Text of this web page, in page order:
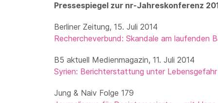
Pressespiegel zur nr-Jahreskonferenz
Berliner Zeitung, 15. Juli 2014
Rechercheverbund: Skandale am laufenden
B5 aktuell Medienmagazin, 11. Juli 2014
Syrien: Berichterstattung unter Lebensgefahr
Jung & Naiv Folge 179